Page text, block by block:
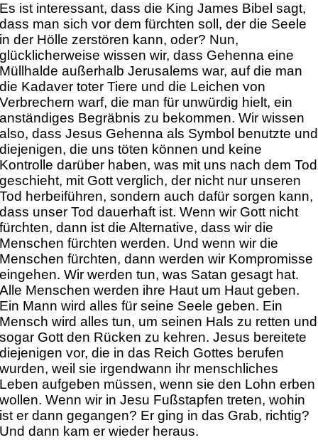
Es ist interessant, dass die King James Bibel sagt,
dass man sich vor dem fürchten soll, der die Seele
in der Hölle zerstören kann, oder? Nun,
glücklicherweise wissen wir, dass Gehenna eine
Müllhalde außerhalb Jerusalems war, auf die man
die Kadaver toter Tiere und die Leichen von
Verbrechern warf, die man für unwürdig hielt, ein
anständiges Begräbnis zu bekommen. Wir wissen
also, dass Jesus Gehenna als Symbol benutzte und
diejenigen, die uns töten können und keine
Kontrolle darüber haben, was mit uns nach dem Tod
geschieht, mit Gott verglich, der nicht nur unseren
Tod herbeiführen, sondern auch dafür sorgen kann,
dass unser Tod dauerhaft ist. Wenn wir Gott nicht
fürchten, dann ist die Alternative, dass wir die
Menschen fürchten werden. Und wenn wir die
Menschen fürchten, dann werden wir Kompromisse
eingehen. Wir werden tun, was Satan gesagt hat.
Alle Menschen werden ihre Haut um Haut geben.
Ein Mann wird alles für seine Seele geben. Ein
Mensch wird alles tun, um seinen Hals zu retten und
sogar Gott den Rücken zu kehren. Jesus bereitete
diejenigen vor, die in das Reich Gottes berufen
wurden, weil sie irgendwann ihr menschliches
Leben aufgeben müssen, wenn sie den Lohn erben
wollen. Wenn wir in Jesu Fußstapfen treten, wohin
ist er dann gegangen? Er ging in das Grab, richtig?
Und dann kam er wieder heraus.